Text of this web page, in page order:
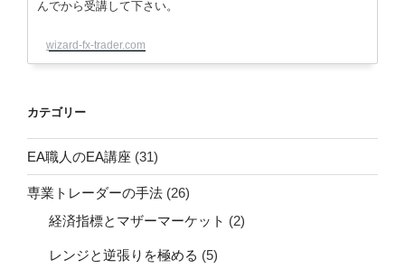
wizard-fx-trader.com
EA職人のEA講座
専業トレーダーの手法
経済指標とマザーマーケット
レンジと逆張りを極める(5)
トレンドの定義 (5)